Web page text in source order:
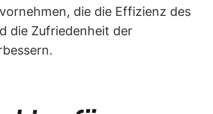
die die Effizienz des
die Zufriedenheit der